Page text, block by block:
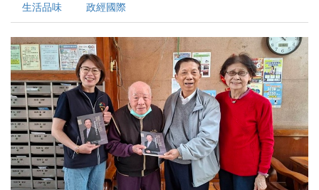
生活品味 政經國際